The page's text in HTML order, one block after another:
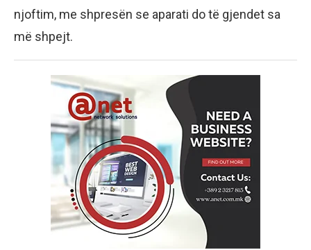
njoftim, me shpresën se aparati do të gjendet sa
më shpejt.